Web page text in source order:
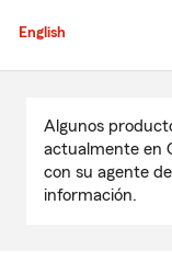
English
contenido
principal
Algunos
actualmente en
con su agente
información.